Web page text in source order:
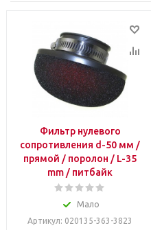
Фильтр нулевого
сопротивления d-50 мм /
прямой / поролон / L-35
mm / питбайк
Мало
Артикул: 020135-363-3823